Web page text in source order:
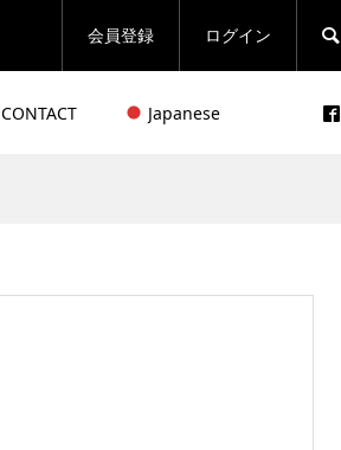
会員登録 ログイン 
CONTACT Japanese